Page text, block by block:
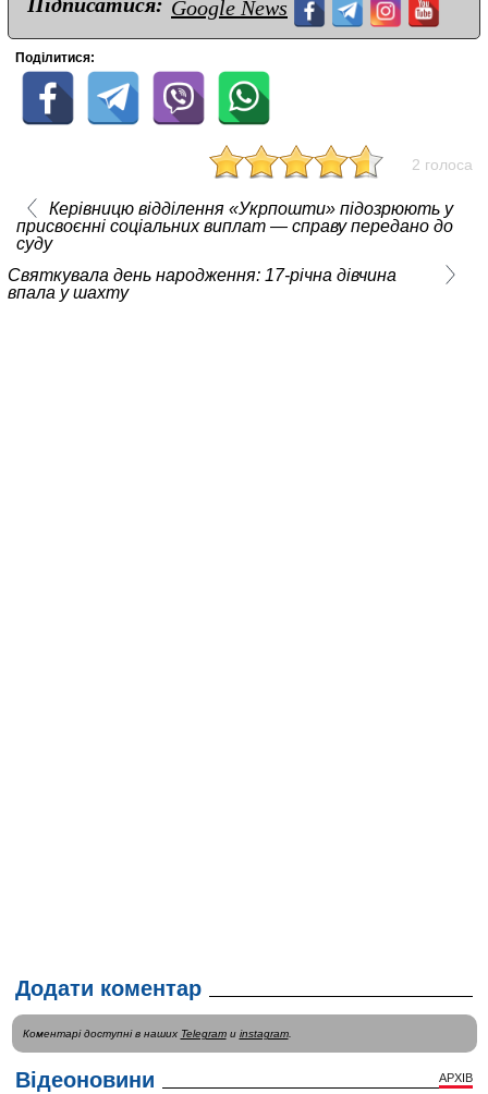
Google News
Поділитися:
2 голоса
Керівницю відділення «Укрпошти» підозрюють у
присвоєнні соціальних виплат — справу передано до
суду
Святкувала день народження: 17-річна дівчина
впала у шахту
Додати коментар
Коментарі доступні в наших Telegramи instagram.
Відеоновини АРХІВ